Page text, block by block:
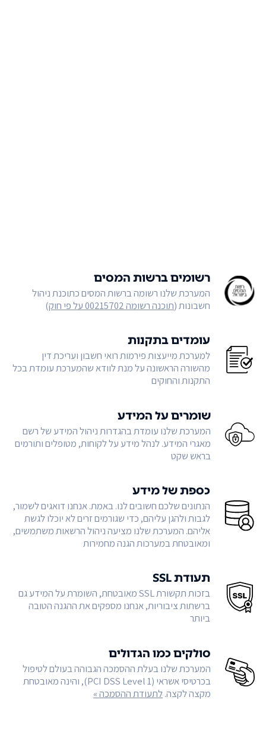
רשומים ברשות המסים
המערכת שלנו רשומה ברשות המסים כתוכנת ניהול
חשבונות (תוכנה רשומה 00215702 על פי חוק )
עומדים בתקנות
למערכת מייעצות פירמות רואי חשבון ועריכת דין
מהשורה הראשונה על מנת לוודא שהמערכת עומדת בכל
התקנות והחוקים
שומרים על המידע
המערכת שלנו עומדת בהגדרות ניהול המידע של רשם
מאגרי המידע. לנהל מידע על לקוחות, מטופלים ותורמים
בראש שקט
כספת של מידע
הנתונים שלכם חשובים לנו. באמת. אנחנו דואגים לשמור,
לגבות ולהגן עליהם, כדי שגורמים זרים לא יוכלו לגשת
אליהם. המערכת שלנו מציעה ניהול הרשאות משתמשים,
ומאובטחת במערכות הגנה מחמירות
תעודת SSL
בזכות תקשורת SSL מאובטחת, השומרת על המידע גם
ברשתות ציבוריות, אנחנו מספקים את ההגנה הטובה
ביותר
סולקים כמו הגדולים
המערכת שלנו בעלת ההסמכה הגבוהה בעולם לטיפול
בכרטיסי אשראי (PCI DSS Level 1), והינה מאובטחת
מקצה לקצה.לתעודת ההסמכה »